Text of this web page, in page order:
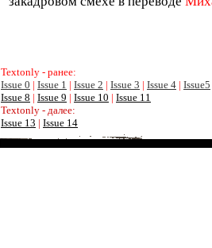
Textonly - ранее:
Issue 0 | Issue 1 | Issue 2 | Issue 3 | Issue 4 | Issue5
Issue 8 | Issue 9 | Issue 10 | Issue 11
Textonly - далее:
Issue 13 | Issue 14